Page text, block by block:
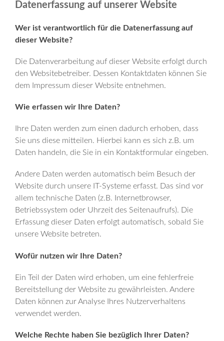
Datenerfassung auf unserer Website
Wer ist verantwortlich für die Datenerfassung auf
dieser Website?
Die Datenverarbeitung auf dieser Website erfolgt durch
den Websitebetreiber. Dessen Kontaktdaten können Sie
dem Impressum dieser Website entnehmen.
Wie erfassen wir Ihre Daten?
Ihre Daten werden zum einen dadurch erhoben, dass
Sie uns diese mitteilen. Hierbei kann es sich z.B. um
Daten handeln, die Sie in ein Kontaktformular eingeben.
Andere Daten werden automatisch beim Besuch der
Website durch unsere IT-Systeme erfasst. Das sind vor
allem technische Daten (z.B. Internetbrowser,
Betriebssystem oder Uhrzeit des Seitenaufrufs). Die
Erfassung dieser Daten erfolgt automatisch, sobald Sie
unsere Website betreten.
Wofür nutzen wir Ihre Daten?
Ein Teil der Daten wird erhoben, um eine fehlerfreie
Bereitstellung der Website zu gewährleisten. Andere
Daten können zur Analyse Ihres Nutzerverhaltens
verwendet werden.
Welche Rechte haben Sie bezüglich Ihrer Daten?